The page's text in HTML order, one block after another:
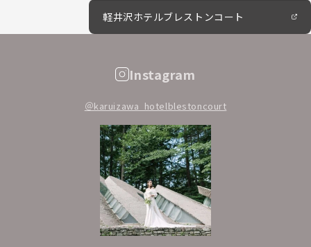
軽井沢ホテルブレストンコート
Instagram
＠karuizawa_hotelblestoncourt